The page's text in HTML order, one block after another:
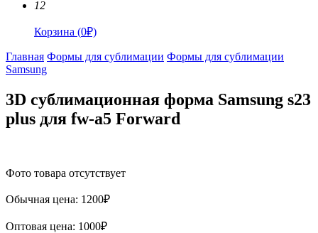
12
Корзина (0₽)
Главная Формы для сублимации Формы для сублимации
Samsung
3D сублимационная форма Samsung s23
plus для fw-a5 Forward
Фото товара отсутствует
Обычная цена: 1200₽
Оптовая цена: 1000₽